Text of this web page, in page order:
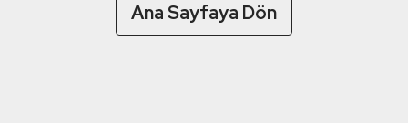
Ana Sayfaya Dön